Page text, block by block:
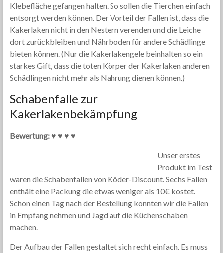
Klebefläche gefangen halten. So sollen die Tierchen einfach
entsorgt werden können. Der Vorteil der Fallen ist, dass die
Kakerlaken nicht in den Nestern verenden und die Leiche
dort zurückbleiben und Nährboden für andere Schädlinge
bieten können. (Nur die Kakerlakengele beinhalten so ein
starkes Gift, dass die toten Körper der Kakerlaken anderen
Schädlingen nicht mehr als Nahrung dienen können.)
Schabenfalle zur
Kakerlakenbekämpfung
Bewertung: ♥ ♥ ♥ ♥
Unser erstes
Produkt im Test
waren die Schabenfallen von Köder-Discount. Sechs Fallen
enthält eine Packung die etwas weniger als 10€ kostet.
Schon einen Tag nach der Bestellung konnten wir die Fallen
in Empfang nehmen und Jagd auf die Küchenschaben
machen.
Der Aufbau der Fallen gestaltet sich recht einfach. Es muss